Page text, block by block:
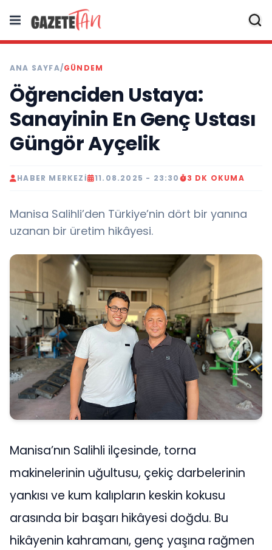
ANA SAYFA/GÜNDEM
Öğrenciden Ustaya:
Sanayinin En Genç Ustası
Güngör Ayçelik
HABER MERKEZI 11.08.2025 - 23:30 3 DK OKUMA
Manisa Salihli’den Türkiye’nin dört bir yanına
uzanan bir üretim hikâyesi.
Manisa’nın Salihli ilçesinde, torna
makinelerinin uğultusu, çekiç darbelerinin
yankısı ve kum kalıpların keskin kokusu
arasında bir başarı hikâyesi doğdu. Bu
hikâyenin kahramanı, genç yaşına rağmen